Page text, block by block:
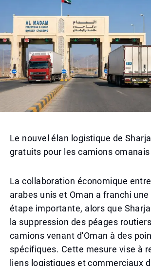
Le nouvel élan logistique de
gratuits pour les camions omanais
La collaboration économique
arabes unis et Oman a franchi une
étape importante, alors que
la suppression des péages
camions venant d'Oman à des
spécifiques. Cette mesure vise à
liens logistiques et commerciaux